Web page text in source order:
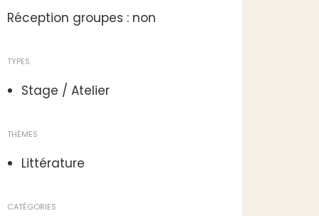
Réception groupes : non
TYPES
Stage / Atelier
THÈMES
Littérature
CATÉGORIES